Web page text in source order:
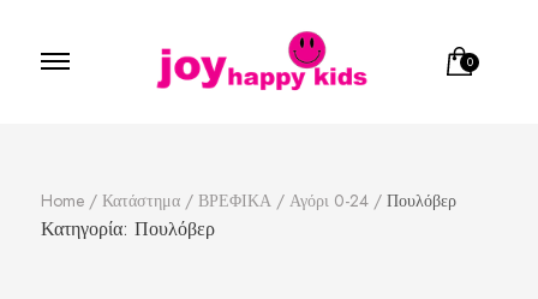
0
Home / Κατάστημα / ΒΡΕΦΙΚΑ / Αγόρι 0-24 / Πουλόβερ
Κατηγορία: Πουλόβερ